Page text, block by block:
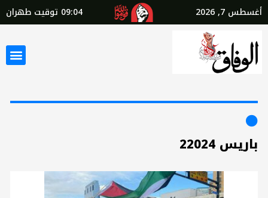
أغسطس 7, 2026 09:04 توقيت طهران
باريس 22024